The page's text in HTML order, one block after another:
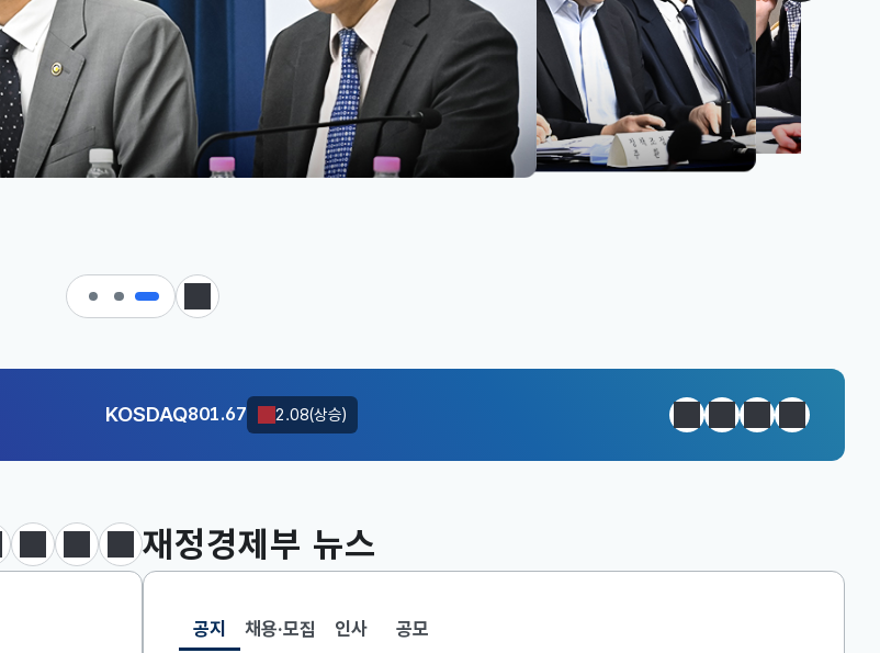
정지
KOSDAQ801.67
KOSDAQ801.67 2.08(상승)
달러-원1425.1000 0.4000(상승)
정지이전다음일일경제지
정책조정총괄과
지 이전 다음 보도·참고자료 더보기
재정경제부 뉴스
공지
선택됨
채용·모집 인사 공모